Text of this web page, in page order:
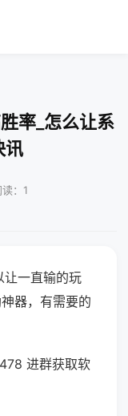
率_怎么让系
讯
：1
让一直输的玩
器，有需要的
进群获取软